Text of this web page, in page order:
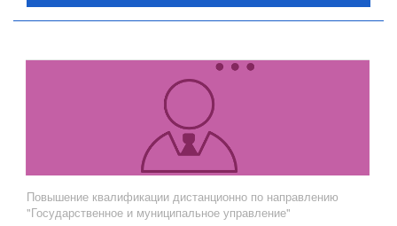
Повышение квалификации дистанционно по направлению
"Государственное и муниципальное управление"